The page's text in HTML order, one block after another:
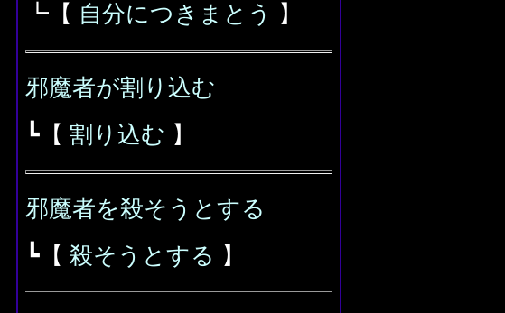
┗【 自分につきまとう 】
邪魔者が割り込む
┗【 割り込む 】
邪魔者を殺そうとする
┗【 殺そうとする 】